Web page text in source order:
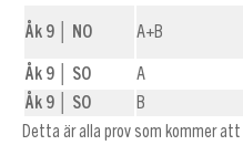
Åk 9 │ NO A+B
Åk 9 │ SO
A
Åk 9 │ SO
B
Detta är alla prov som kommer